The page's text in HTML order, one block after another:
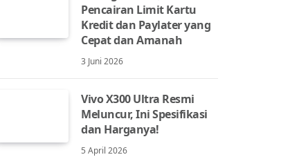
Pencairan Limit Kartu
Kredit dan Paylater yang
Cepat dan Amanah
3 Juni 2026
Vivo X300 Ultra Resmi
Meluncur, Ini Spesifikasi
dan Harganya!
5 April 2026